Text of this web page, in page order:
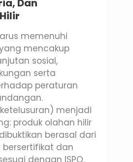
Dan
memenuhi
mencakup
sosial,
serta
peraturan
menjadi
produk olahan hilir
berasal dari
dan
dengan ISPO.